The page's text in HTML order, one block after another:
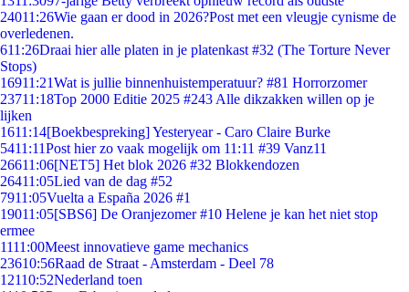
24011:26Wie gaan er dood in 2026?Post met een vleugje cynisme de
overledenen.
611:26Draai hier alle platen in je platenkast #32 (The Torture Never
Stops)
16911:21Wat is jullie binnenhuistemperatuur? #81 Horrorzomer
23711:18Top 2000 Editie 2025 #243 Alle dikzakken willen op je
lijken
1611:14[Boekbespreking] Yesteryear - Caro Claire Burke
5411:11Post hier zo vaak mogelijk om 11:11 #39 Vanz11
26611:06[NET5] Het blok 2026 #32 Blokkendozen
26411:05Lied van de dag #52
7911:05Vuelta a España 2026 #1
19011:05[SBS6] De Oranjezomer #10 Helene je kan het niet stop
ermee
1111:00Meest innovatieve game mechanics
23610:56Raad de Straat - Amsterdam - Deel 78
12110:52Nederland toen